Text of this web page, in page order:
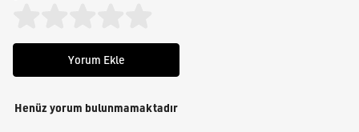
Yorum Ekle
Henüz yorum bulunmamaktadır